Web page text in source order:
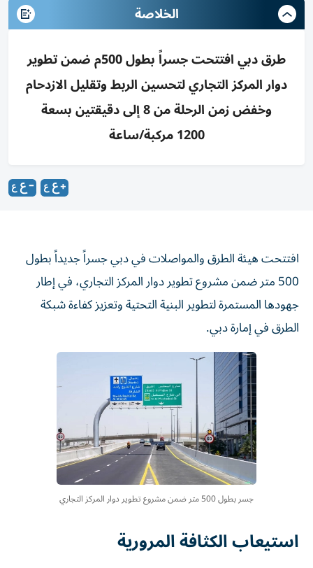
الخلاصة
طرق دبي افتتحت جسراً بطول 500م ضمن تطوير
دوار المركز التجاري لتحسين الربط وتقليل الازدحام
وخفض زمن الرحلة من 8 إلى دقيقتين بسعة
1200 مركبة/ساعة
افتتحت هيئة الطرق والمواصلات في دبي جسراً جديداً بطول
500 متر ضمن مشروع تطوير دوار المركز التجاري، في إطار
جهودها المستمرة لتطوير البنية التحتية وتعزيز كفاءة شبكة
الطرق في إمارة دبي.
جسر بطول 500 متر ضمن مشروع تطوير دوار المركز التجاري
استيعاب الكثافة المرورية